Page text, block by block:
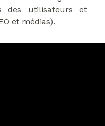
des utilisateurs et
et médias).